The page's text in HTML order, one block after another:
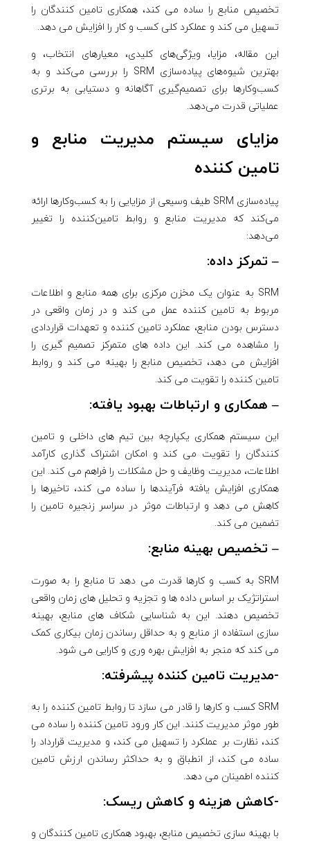
تخصیص منابع را ساده می کند، همکاری تامین کنندگان را
تسهیل می کند و عملکرد کلی کسب و کار را افزایش می دهد.
این مقاله، مزایا، ویژگی‌های کلیدی، معیارهای انتخاب، و
بهترین شیوه‌های پیاده‌سازی SRM را بررسی می‌کند و به
کسب‌وکارها برای تصمیم‌گیری آگاهانه و دستیابی به برتری
عملیاتی قدرت می‌دهد.
مزایای سیستم مدیریت منابع و
تامین کننده
پیاده‌سازی SRM طیف وسیعی از مزایایی را به کسب‌وکارها ارائه
می‌کند که مدیریت منابع و روابط تامین‌کننده را تغییر
می‌دهد:
– تمرکز داده:
SRM به عنوان یک مخزن مرکزی برای همه منابع و اطلاعات
مربوط به تامین کننده عمل می کند و در زمان واقعی در
دسترس بودن منابع، عملکرد تامین کننده و تعهدات قراردادی
را مشاهده می کند. این داده های متمرکز تصمیم گیری را
افزایش می دهد، تخصیص منابع را بهینه می کند و روابط
تامین کننده را تقویت می کند.
– همکاری و ارتباطات بهبود یافته:
این سیستم همکاری یکپارچه بین تیم های داخلی و تامین
کنندگان را تقویت می کند و امکان اشتراک گذاری کارآمد
اطلاعات، مدیریت وظایف و حل مشکلات را فراهم می کند. این
همکاری افزایش یافته فرآیندها را ساده می کند، تاخیرها را
کاهش می دهد و ارتباطات موثر در سراسر زنجیره تامین را
تضمین می کند.
– تخصیص بهینه منابع:
SRM به کسب و کارها قدرت می دهد تا منابع را به صورت
استراتژیک بر اساس داده ها و تجزیه و تحلیل های زمان واقعی
تخصیص دهند. این به شناسایی شکاف های منابع، بهینه
سازی استفاده از منابع و به حداقل رساندن زمان بیکاری کمک
می کند که منجر به افزایش بهره وری و کارایی می شود.
-مدیریت تامین کننده پیشرفته:
SRM کسب و کارها را قادر می سازد تا روابط تامین کننده را به
طور موثر مدیریت کنند. این کار ورود تامین کننده را ساده می
کند، نظارت بر عملکرد را تسهیل می کند، و مدیریت قرارداد را
ساده می کند، از انطباق و به حداکثر رساندن ارزش تامین
کننده اطمینان می دهد.
-کاهش هزینه و کاهش ریسک:
با بهینه سازی تخصیص منابع، بهبود همکاری تامین کنندگان و